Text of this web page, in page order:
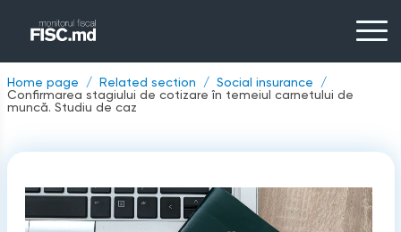
Home page Related section
Social insurance
Confirmarea stagiului de cotizare în temeiul carnetului de
muncă. Studiu de caz